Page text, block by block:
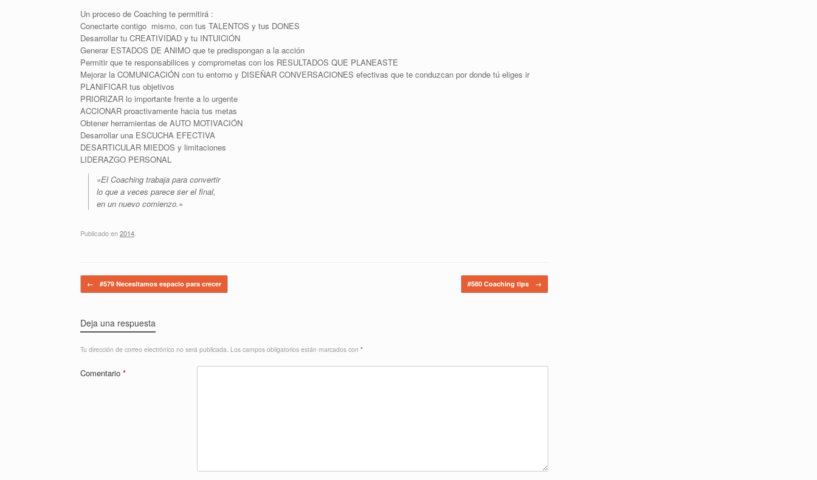
Un proceso de Coaching te permitirá :
Conectarte contigo mismo, con tus TALENTOS y tus DONES
Desarrollar tu CREATIVIDAD y tu INTUICIÓN
Generar ESTADOS DE ANIMO que te predispongan a la acción
Permitir que te responsabilices y comprometas con los RESULTADOS QUE PLANEASTE
Mejorar la COMUNICACIÓN con tu entorno y DISEÑAR CONVERSACIONES efectivas que te conduzcan por donde tú eliges ir
PLANIFICAR tus objetivos
PRIORIZAR lo importante frente a lo urgente
ACCIONAR proactivamente hacia tus metas
Obtener herramientas de AUTO MOTIVACIÓN
Desarrollar una ESCUCHA EFECTIVA
DESARTICULAR MIEDOS y limitaciones
LIDERAZGO PERSONAL
«El Coaching trabaja para convertir
lo que a veces parece ser el final,
en un nuevo comienzo.»
Publicado en2014
Navegador de artículos
← #579 Necesitamos espacio para crecer #580 Coaching tips →
Deja una respuesta
Tu dirección de correo electrónico no será publicada. Los campos obligatorios están marcados con *
Comentario *